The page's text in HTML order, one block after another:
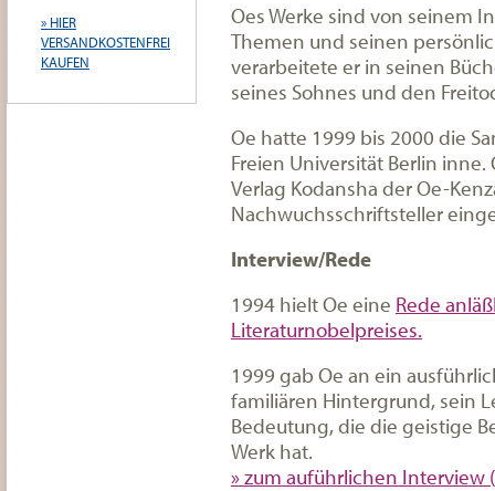
Oes Werke sind von seinem
Themen und seinen
verarbeitete er in seinen
seines Sohnes und den
Oe hatte 1999 bis 2000 die
Freien Universität Berlin
Verlag Kodansha der Oe-
Nachwuchsschriftsteller
Interview/Rede
1994 hielt Oe eine Rede
Literaturnobelpreises.
1999 gab Oe an ein
familiären Hintergrund, sein
Bedeutung, die die geistige
Werk hat.
» zum auführlichen Interview
» HIER
VERSANDKOSTENFREI
KAUFEN